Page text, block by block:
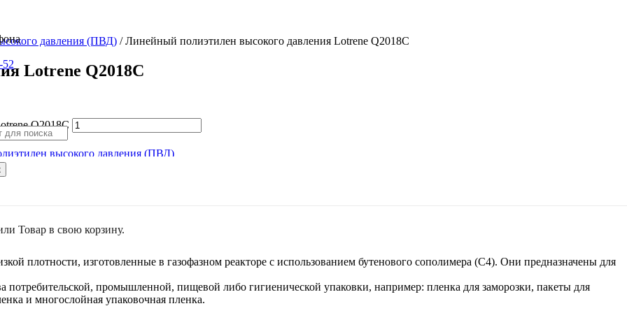
52
Товар в свою корзину.
давления (ПВД) / Линейный полиэтилен высокого давления Lotrene Q2018C
Lotrene Q2018C
Q2018C
высокого давления (ПВД)
плотности, изготовленные в газофазном реакторе с использованием бутенового сополимера (С4). Они предназначены для
потребительской, промышленной, пищевой либо гигиенической упаковки, например: пленка для заморозки, пакеты для
и многослойная упаковочная пленка.